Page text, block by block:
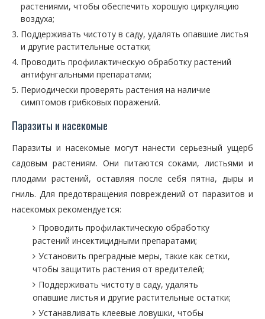
растениями, чтобы обеспечить хорошую циркуляцию
воздуха;
Поддерживать чистоту в саду, удалять опавшие листья
и другие растительные остатки;
Проводить профилактическую обработку растений
антифунгальными препаратами;
Периодически проверять растения на наличие
симптомов грибковых поражений.
Паразиты и насекомые
Паразиты и насекомые могут нанести серьезный ущерб
садовым растениям. Они питаются соками, листьями и
плодами растений, оставляя после себя пятна, дыры и
гниль. Для предотвращения повреждений от паразитов и
насекомых рекомендуется:
Проводить профилактическую обработку
растений инсектицидными препаратами;
Установить преградные меры, такие как сетки,
чтобы защитить растения от вредителей;
Поддерживать чистоту в саду, удалять
опавшие листья и другие растительные остатки;
Устанавливать клеевые ловушки, чтобы